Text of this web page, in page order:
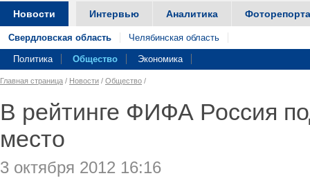
Новости Интервью Аналитика
Свердловская область Челябинская область
Политика Общество Экономика
Главная страница / Новости / Общество /
В рейтинге ФИФА Россия
место
3 октября 2012 16:16